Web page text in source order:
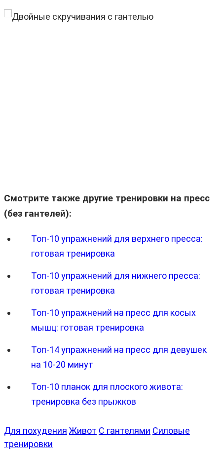
Смотрите также другие тренировки на пресс
(без гантелей):
Топ-10 упражнений для верхнего пресса:
готовая тренировка
Топ-10 упражнений для нижнего пресса:
готовая тренировка
Топ-10 упражнений на пресс для косых
мышц: готовая тренировка
Топ-14 упражнений на пресс для девушек
на 10-20 минут
Топ-10 планок для плоского живота:
тренировка без прыжков
Для похудения Живот С гантелями Силовые
тренировки